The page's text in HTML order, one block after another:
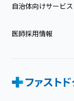
自治体向けサービス
医師採用情報